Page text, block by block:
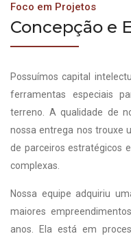
Foco em Projetos
Concepção e
Possuímos capital
ferramentas especiais
terreno. A qualidade de
nossa entrega nos trouxe
de parceiros estratégicos
complexas.
Nossa equipe adquiriu
maiores
anos. Ela está em